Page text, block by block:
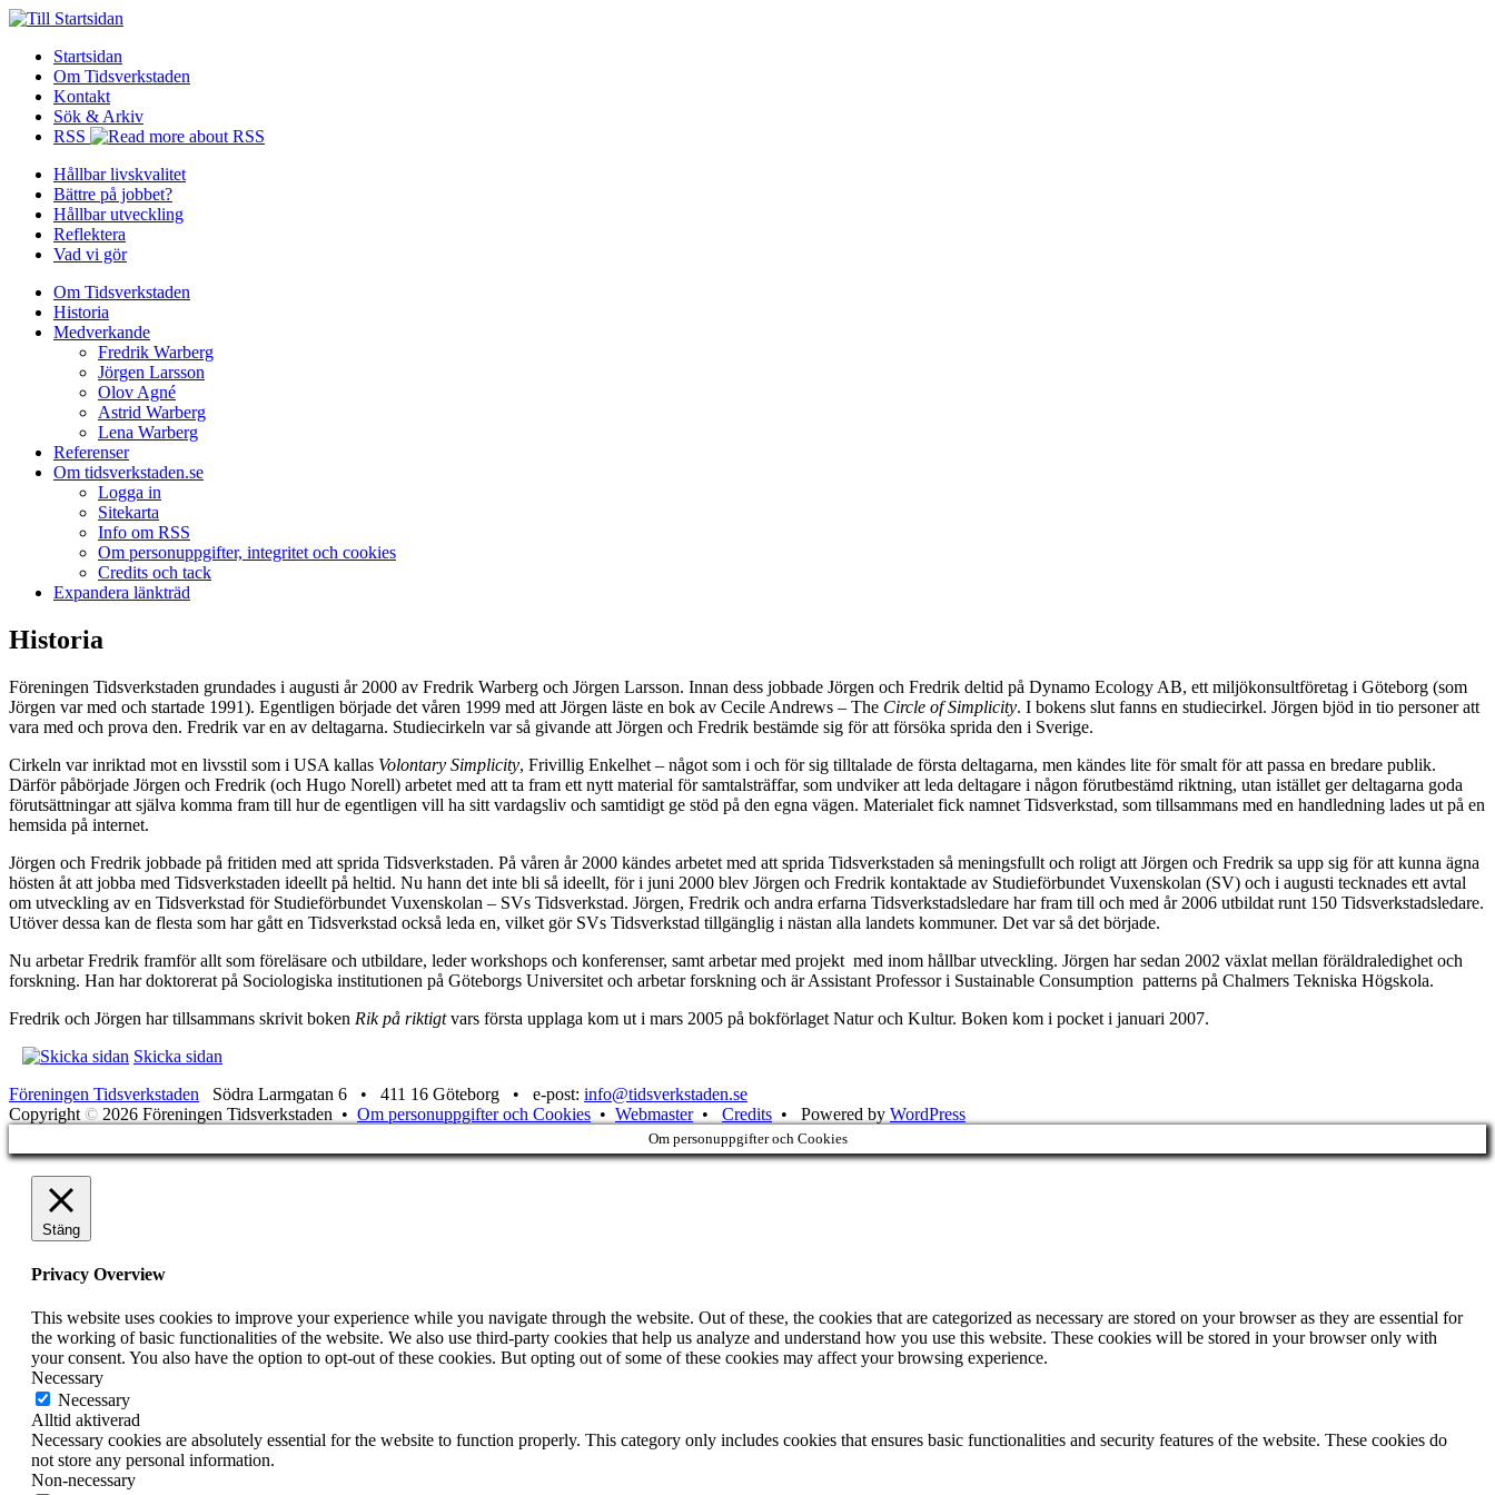
Startsidan
Om Tidsverkstaden
Kontakt
Sök & Arkiv
RSS
Hållbar livskvalitet
Bättre på jobbet?
Hållbar utveckling
Reflektera
Vad vi gör
Om Tidsverkstaden
Historia
Medverkande
Fredrik Warberg
Jörgen Larsson
Olov Agné
Astrid Warberg
Lena Warberg
Referenser
Om tidsverkstaden.se
Logga in
Sitekarta
Info om RSS
Om personuppgifter, integritet och cookies
Credits och tack
Expandera länkträd
Historia
Föreningen Tidsverkstaden grundades i augusti år 2000 av Fredrik Warberg och Jörgen Larsson. Innan dess jobbade Jörgen och Fredrik deltid på Dynamo Ecology AB, ett miljökonsultföretag i Göteborg (som
Jörgen var med och startade 1991). Egentligen började det våren 1999 med att Jörgen läste en bok av Cecile Andrews – The Circle of Simplicity. I bokens slut fanns en studiecirkel. Jörgen bjöd in tio personer att
vara med och prova den. Fredrik var en av deltagarna. Studiecirkeln var så givande att Jörgen och Fredrik bestämde sig för att försöka sprida den i Sverige.
Cirkeln var inriktad mot en livsstil som i USA kallas Volontary Simplicity, Frivillig Enkelhet – något som i och för sig tilltalade de första deltagarna, men kändes lite för smalt för att passa en bredare publik.
Därför påbörjade Jörgen och Fredrik (och Hugo Norell) arbetet med att ta fram ett nytt material för samtalsträffar, som undviker att leda deltagare i någon förutbestämd riktning, utan istället ger deltagarna goda
förutsättningar att själva komma fram till hur de egentligen vill ha sitt vardagsliv och samtidigt ge stöd på den egna vägen. Materialet fick namnet Tidsverkstad, som tillsammans med en handledning lades ut på en
hemsida på internet.
Jörgen och Fredrik jobbade på fritiden med att sprida Tidsverkstaden. På våren år 2000 kändes arbetet med att sprida Tidsverkstaden så meningsfullt och roligt att Jörgen och Fredrik sa upp sig för att kunna ägna
hösten åt att jobba med Tidsverkstaden ideellt på heltid. Nu hann det inte bli så ideellt, för i juni 2000 blev Jörgen och Fredrik kontaktade av Studieförbundet Vuxenskolan (SV) och i augusti tecknades ett avtal
om utveckling av en Tidsverkstad för Studieförbundet Vuxenskolan – SVs Tidsverkstad. Jörgen, Fredrik och andra erfarna Tidsverkstadsledare har fram till och med år 2006 utbildat runt 150 Tidsverkstadsledare.
Utöver dessa kan de flesta som har gått en Tidsverkstad också leda en, vilket gör SVs Tidsverkstad tillgänglig i nästan alla landets kommuner. Det var så det började.
Nu arbetar Fredrik framför allt som föreläsare och utbildare, leder workshops och konferenser, samt arbetar med projekt med inom hållbar utveckling. Jörgen har sedan 2002 växlat mellan föräldraledighet och
forskning. Han har doktorerat på Sociologiska institutionen på Göteborgs Universitet och arbetar forskning och är Assistant Professor i Sustainable Consumption patterns på Chalmers Tekniska Högskola.
Fredrik och Jörgen har tillsammans skrivit boken Rik på riktigtvars första upplaga kom ut i mars 2005 på bokförlaget Natur och Kultur. Boken kom i pocket i januari 2007.
Skicka sidan
Föreningen Tidsverkstaden Södra Larmgatan 6 • 411 16 Göteborg • e-post: info@tidsverkstaden.se
Copyright © 2026 Föreningen Tidsverkstaden • Om personuppgifter och Cookies • Webmaster• Credits • Powered by WordPress
Om personuppgifter och Cookies
Stäng
Privacy Overview
This website uses cookies to improve your experience while you navigate through the website. Out of these, the cookies that are categorized as necessary are stored on your browser as they are essential for
the working of basic functionalities of the website. We also use third-party cookies that help us analyze and understand how you use this website. These cookies will be stored in your browser only with
your consent. You also have the option to opt-out of these cookies. But opting out of some of these cookies may affect your browsing experience.
Necessary
Necessary
Alltid aktiverad
Necessary cookies are absolutely essential for the website to function properly. This category only includes cookies that ensures basic functionalities and security features of the website. These cookies do
not store any personal information.
Non-necessary